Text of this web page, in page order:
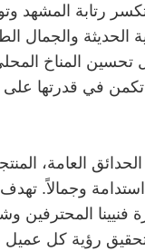
رتابة المشهد
الحديثة والجمال
المناخ
تكمن في قدرتها
العامة،
وجمالاً.
المحترفين
رؤية كل عميل